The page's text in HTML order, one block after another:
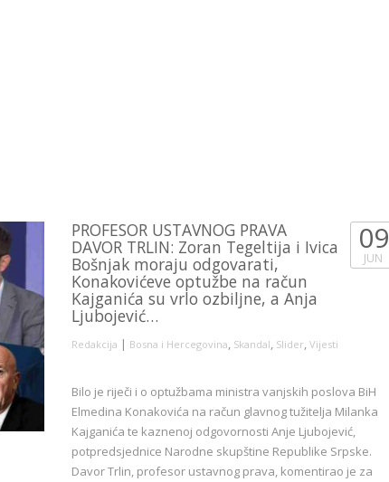
PROFESOR USTAVNOG PRAVA
DAVOR TRLIN: Zoran Tegeltija i Ivica
Bošnjak moraju odgovarati,
Konakovićeve optužbe na račun
Kajganića su vrlo ozbiljne, a Anja
Ljubojević…
Redakcija | Bosna i Hercegovina, Skandal, Slider, Vijesti
09
JUN
Bilo je riječi i o optužbama ministra vanjskih poslova BiH
Elmedina Konakovića na račun glavnog tužitelja Milanka
Kajganića te kaznenoj odgovornosti Anje Ljubojević,
potpredsjednice Narodne skupštine Republike Srpske.
Davor Trlin, profesor ustavnog prava, komentirao je za